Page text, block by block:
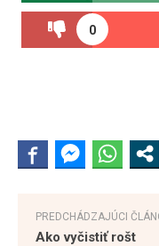
0
PREDCHÁDZAJÚCI
Ako vyčistiť rošt